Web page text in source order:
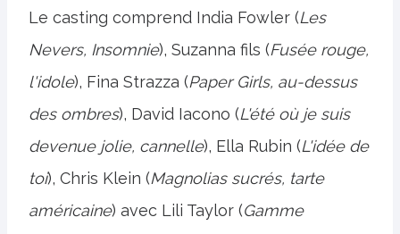
Le casting comprend India Fowler (Les
Nevers, Insomnie), Suzanna fils (Fusée rouge,
l'idole), Fina Strazza (Paper Girls, au-dessus
des ombres), David Iacono (L'été où je suis
devenue jolie, cannelle), Ella Rubin (L'idée de
toi), Chris Klein (Magnolias sucrés, tarte
américaine) avec Lili Taylor (Gamme